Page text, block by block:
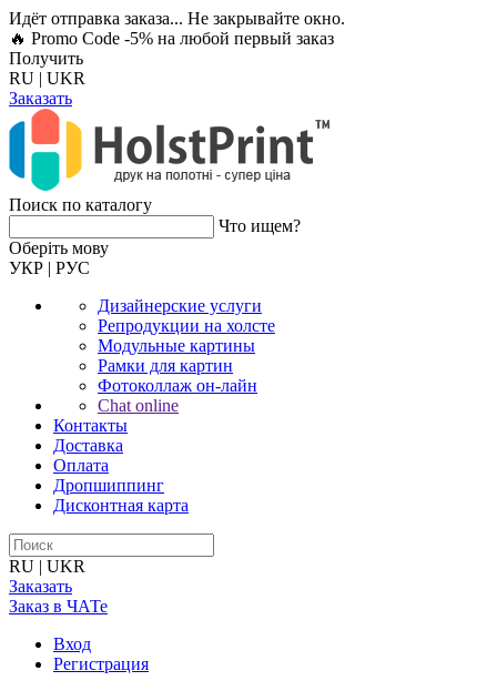
Идёт отправка заказа... Не закрывайте окно.
🔥 Promo Code -5% на любой первый заказ
Получить
RU | UKR
Заказать
Поиск по каталогу
Что ищем?
Оберiть мову
УКР | РУС
Дизайнерские услуги
Репродукции на холсте
Модульные картины
Рамки для картин
Фотоколлаж он-лайн
Chat online
Контакты
Доставка
Оплата
Дропшиппинг
Дисконтная карта
RU | UKR
Заказать
Заказ в ЧАТе
Вход
Регистрация